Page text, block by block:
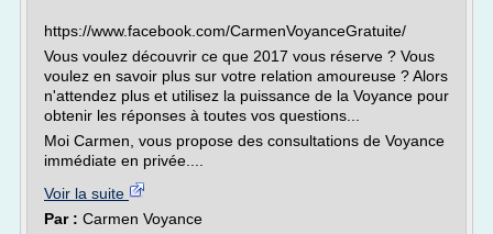
https://www.facebook.com/CarmenVoyanceGratuite/
Vous voulez découvrir ce que 2017 vous réserve ? Vous
voulez en savoir plus sur votre relation amoureuse ? Alors
n'attendez plus et utilisez la puissance de la Voyance pour
obtenir les réponses à toutes vos questions...
Moi Carmen, vous propose des consultations de Voyance
immédiate en privée....
Voir la suite
Par : Carmen Voyance